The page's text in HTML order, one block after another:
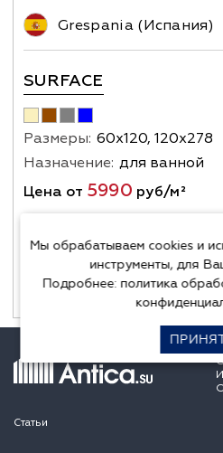
Grespania (Испания)
SURFACE
Размеры: 60х120, 120х278
Назначение: для ванной
Цена от 5990 руб/м²
Статьи
Мы обрабатываем cookies и
инструменты, для
Подробнее: политика